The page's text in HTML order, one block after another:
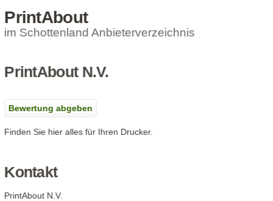
PrintAbout
im Schottenland Anbieterverzeichnis
PrintAbout N.V.
Bewertung abgeben
Finden Sie hier alles für Ihren Drucker.
Kontakt
PrintAbout N.V.